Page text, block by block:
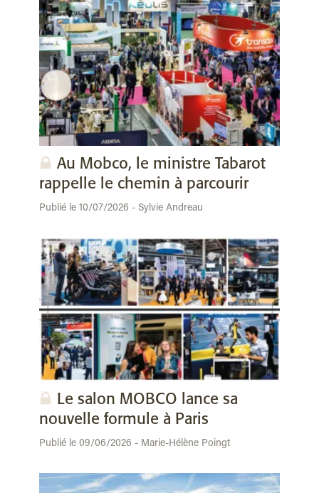
Au Mobco, le ministre Tabarot
rappelle le chemin à parcourir
Publié le 10/07/2026 - Sylvie Andreau
Le salon MOBCO lance sa
nouvelle formule à Paris
Publié le 09/06/2026 - Marie-Hélène Poingt